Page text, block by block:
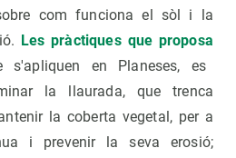
com funciona el sòl i la
Les pràctiques que proposa
en Planeses, es
la llaurada, que trenca
la coberta vegetal, per a
i prevenir la seva erosió;